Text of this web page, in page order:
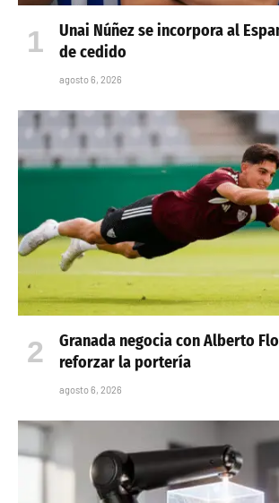
Unai Núñez se incorpora al
de cedido
agosto 6, 2026
Granada negocia con Alberto
reforzar la portería
agosto 6, 2026